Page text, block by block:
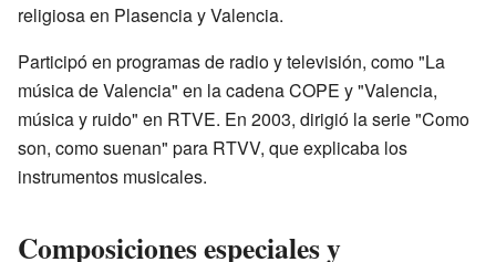
religiosa en Plasencia y Valencia.
Participó en programas de radio y televisión, como "La
música de Valencia" en la cadena COPE y "Valencia,
música y ruido" en RTVE. En 2003, dirigió la serie "Como
son, como suenan" para RTVV, que explicaba los
instrumentos musicales.
Composiciones especiales y